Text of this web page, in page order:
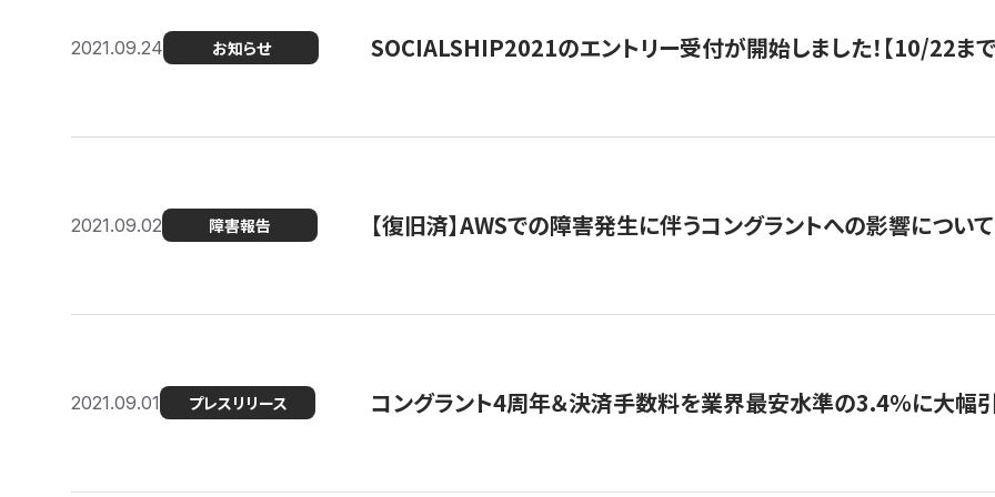
2021.09.24 お知らせ SOCIALSHIP2021のエントリー受付が開始しました！【10/22まで
2021.09.02 障害報告 【復旧済】AWSでの障害発生に伴うコングラントへの影響について
2021.09.01 プレスリリース コングラント4周年＆決済手数料を業界最安水準の3.4％に大幅